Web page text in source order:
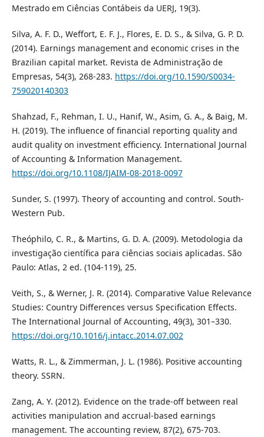
Mestrado em Ciências Contábeis da UERJ, 19(3).
Silva, A. F. D., Weffort, E. F. J., Flores, E. D. S., & Silva, G. P. D.
(2014). Earnings management and economic crises in the
Brazilian capital market. Revista de Administração de
Empresas, 54(3), 268-283. https://doi.org/10.1590/S0034-
759020140303
Shahzad, F., Rehman, I. U., Hanif, W., Asim, G. A., & Baig, M.
H. (2019). The influence of financial reporting quality and
audit quality on investment efficiency. International Journal
of Accounting & Information Management.
https://doi.org/10.1108/IJAIM-08-2018-0097
Sunder, S. (1997). Theory of accounting and control. South-
Western Pub.
Theóphilo, C. R., & Martins, G. D. A. (2009). Metodologia da
investigação científica para ciências sociais aplicadas. São
Paulo: Atlas, 2 ed. (104-119), 25.
Veith, S., & Werner, J. R. (2014). Comparative Value Relevance
Studies: Country Differences versus Specification Effects.
The International Journal of Accounting, 49(3), 301–330.
https://doi.org/10.1016/j.intacc.2014.07.002
Watts, R. L., & Zimmerman, J. L. (1986). Positive accounting
theory. SSRN.
Zang, A. Y. (2012). Evidence on the trade-off between real
activities manipulation and accrual-based earnings
management. The accounting review, 87(2), 675-703.